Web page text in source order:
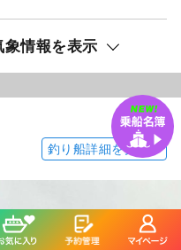
情報を表示
249日前
釣り船詳細を見る